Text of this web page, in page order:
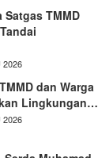
Satgas TMMD
2026
dan Warga
Lingkungan…
2026